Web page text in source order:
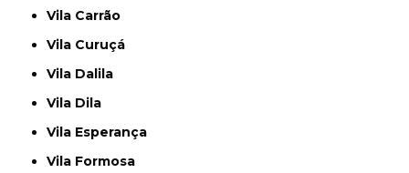
Vila Carrão
Vila Curuçá
Vila Dalila
Vila Dila
Vila Esperança
Vila Formosa